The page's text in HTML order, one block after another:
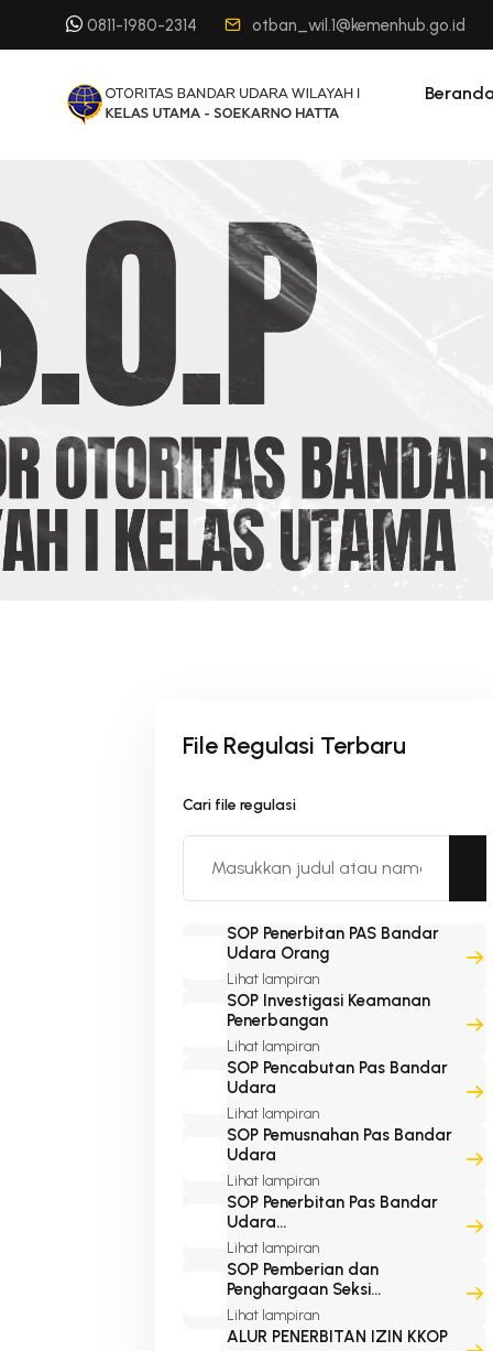
0811-1980-2314 otban_wil.1@kemenhub.go.id
File Regulasi Terbaru
Cari file regulasi
SOP Penerbitan PAS Bandar
Udara Orang
Lihat lampiran
SOP Investigasi Keamanan
Penerbangan
Lihat lampiran
SOP Pencabutan Pas Bandar
Udara
Lihat lampiran
SOP Pemusnahan Pas Bandar
Udara
Lihat lampiran
SOP Penerbitan Pas Bandar
Udara...
Lihat lampiran
SOP Pemberian dan
Penghargaan Seksi...
Lihat lampiran
ALUR PENERBITAN IZIN KKOP